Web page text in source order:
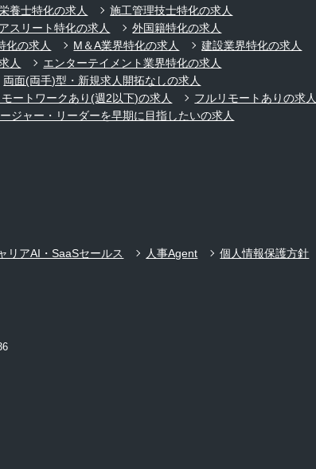
養士特化の求人
施工管理技士特化の求人
スリート特化の求人
外国籍特化の求人
化の求人 M＆A業界特化の求人
建設業界特化の求人
人
エンターテイメント業界特化の求人
両面(両手)型・新規求人開拓なしの求人
モートワークあり(週2以下)の求人
フルリモートありの求人
ジャー・リーダーを早期に目指したいの求人
リアAI・SaaSセールス 人事Agent
個人情報保護方針